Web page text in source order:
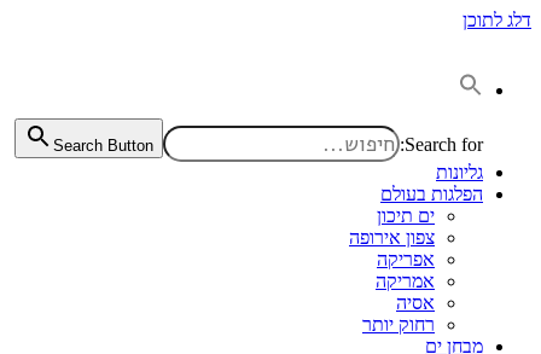
דלג לתוכן
Search for:
Search Button
גליונות
הפלגות בעולם
ים תיכון
צפון אירופה
אפריקה
אמריקה
אסיה
רחוק יותר
מבחן ים